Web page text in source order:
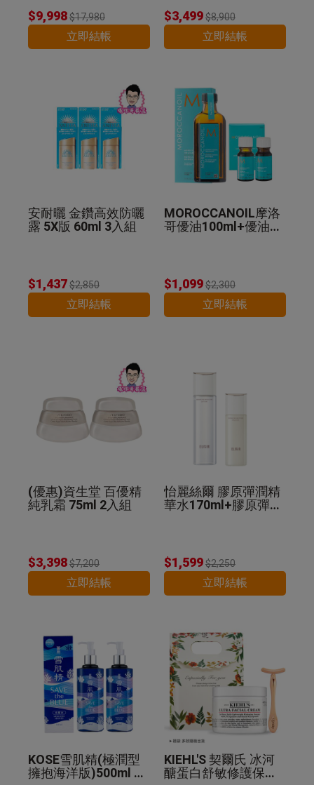
$9,998$17,980
立即結帳
$3,499$8,900
立即結帳
安耐曬 金鑽高效防曬
露 5X版 60ml 3入組
$1,437$2,850
立即結帳
MOROCCANOIL摩洛
哥優油100ml+優油MI
$1,099$2,300
立即結帳
(優惠)資生堂 百優精
純乳霜 75ml 2入組
$3,398$7,200
立即結帳
怡麗絲爾 膠原彈潤精
華水170ml+膠原彈潤
$1,599$2,250
立即結帳
KOSE雪肌精(極潤型
擁抱海洋版)500ml 2
KIEHL'S 契爾氏 冰河
醣蛋白舒敏修護保濕